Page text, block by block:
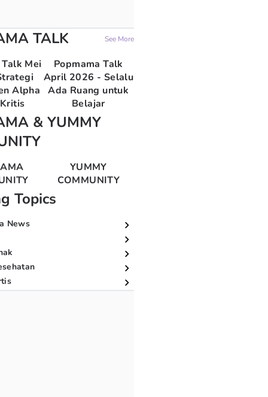
TALK See More
Mei
Alpha
Popmama Talk
April 2026 - Selalu
Ada Ruang untuk
Belajar
& YUMMY
YUMMY
COMMUNITY
Topics
News